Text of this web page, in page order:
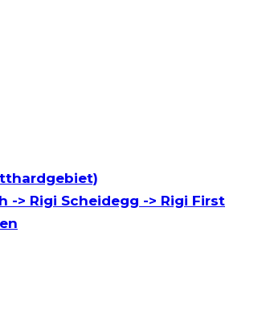
-> Rigi Scheidegg -> Rigi First